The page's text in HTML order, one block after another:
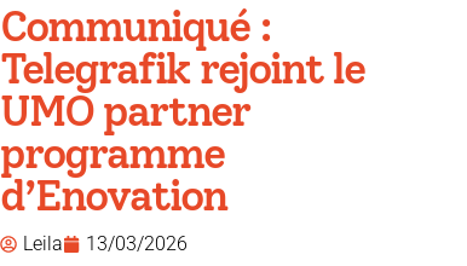
Communiqué :
Telegrafik rejoint le
UMO partner
programme
d’Enovation
Leila 13/03/2026